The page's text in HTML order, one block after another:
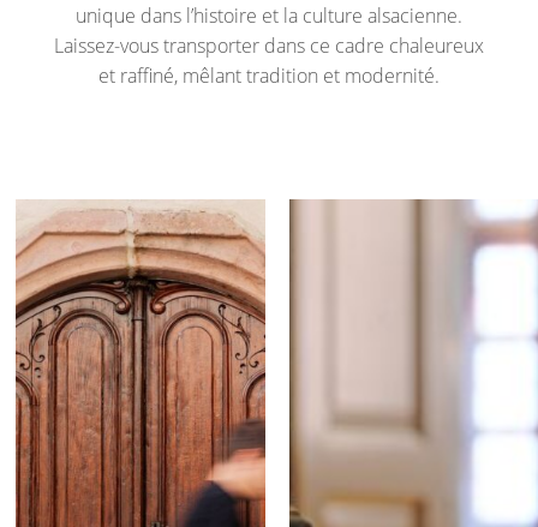
unique dans l’histoire et la culture alsacienne.
Laissez-vous transporter dans ce cadre chaleureux
et raffiné, mêlant tradition et modernité.